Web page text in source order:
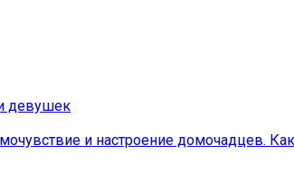
девушек
и настроение домочадцев.